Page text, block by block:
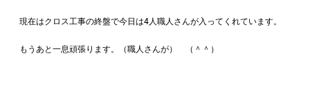
現在はクロス工事の終盤で今日は4人職人さんが入ってくれています。
もうあと一息頑張ります。（職人さんが） （＾＾）